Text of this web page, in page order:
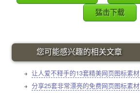
猛击下载
您可能感兴趣的相关文章
让人爱不释手的13套精美网页图标素材
分享25套非常漂亮的免费网页图标素材